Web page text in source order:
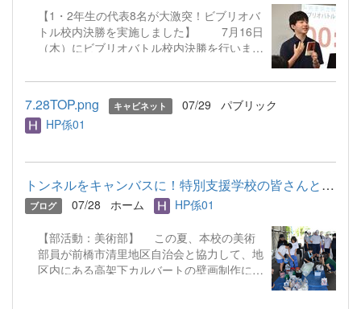
てきています。 今後とも前橋西高校陸上競
技部の応援をよろしくお願いします。
ました。 生徒たちにとっても、自分た
ちの音楽が地域の方々に届く喜びを実感でき
る大切な時間となりました。本校では、この
会を大切にしています。ご来場いただいた皆
さま、温かい拍手を本当にありがとうござい
ました！ ☜ホームに戻る
【1・2年生の代表8名が大激突！ビブリオバ
トル校内決勝を実施しました】 7月16日
（木）にビブリオバトル校内決勝を行いまし
いたビブリオバトルを学校行事として初開
催！ 各クラスでの熱い予選を勝ち抜い
た、1年生4名・2年生4名の計8名のバトラー
（発表者）が登壇。図書館を配信会場とし、
なりました。 画面越しではありました
が、発表者の「この本の面白さを伝えた
い！」という熱意と工夫を凝らした紹介に、
各教室の生徒たちも真剣なまなざしで聞き入
後、オンライン投票を実施。どの本も甲乙つ
けがたい魅力的な紹介ばかりで、大接戦のバ
トルとなりました。また2名の先生によるエ
7.28TOP.png キャビネット 07/29
パブリック
HP係01
トンネルをキャンバスに！特別支援学校の皆さんとトンネルアート...
ブログ 07/28 ホーム HP係01
【部活動：美術部】 この夏、本校の美術
部員が前橋市清里地区自治会と協力して、地
区内にある高架下カルバートの壁画制作に取